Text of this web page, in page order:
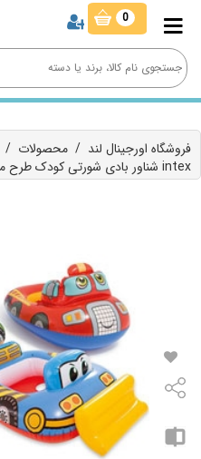
0
فروشگاه اورجینال لند / محصولات /
شناور بادی شورتی کودک طرح ماشین اینتکس کد 59586 intex